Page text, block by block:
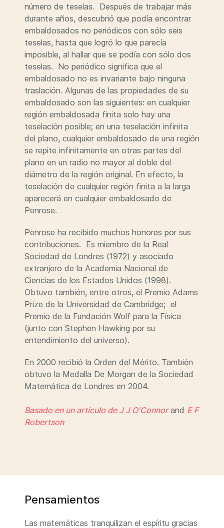
número de teselas. Después de trabajar más
durante años, descubrió que podía encontrar
embaldosados no periódicos con sólo seis
teselas, hasta que logró lo que parecía
imposible, al hallar que se podía con sólo dos
teselas. No periódico significa que el
embaldosado no es invariante bajo ninguna
traslación. Algunas de las propiedades de su
embaldosado son las siguientes: en cualquier
región embaldosada finita solo hay una
teselación posible; en una teselación infinita
del plano, cualquier embaldosado de una región
se repite infinitamente en otras partes del
plano en un radio no mayor al doble del
diámetro de la región original. En efecto, la
teselación de cualquier región finita a la larga
aparecerá en cualquier embaldosado de
Penrose.
Penrose ha recibido muchos honores por sus
contribuciones. Es miembro de la Real
Sociedad de Londres (1972) y asociado
extranjero de la Academia Nacional de
Ciencias de los Estados Unidos (1998).
Obtuvo también, entre otros, el Premio Adams
Prize de la Universidad de Cambridge; el
Premio de la Fundación Wolf para la Física
(junto con Stephen Hawking por su
entendimiento del universo).
En 2000 recibió la Orden del Mérito. También
obtuvo la Medalla De Morgan de la Sociedad
Matemática de Londres en 2004.
Basado en un artículo de J J O'Connorand E F
Robertson
Pensamientos
Las matemáticas tranquilizan el espíritu gracias